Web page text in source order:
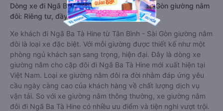
Dòng xe đi Ngã Ba Tà Hine từ Tân Bình - Sài Gòn giường nằm
đôi: Riêng tư, đầy đủ tiện nghi
Xe khách đi Ngã Ba Tà Hine từ Tân Bình - Sài Gòn giường nằm
đôi là loại xe đặc biệt. Với mỗi giường được thiết kế như một
phòng ngủ khách sạn sang trọng, hiện đại. Đây là dòng xe
giường nằm cho cặp đôi đi Ngã Ba Tà Hine mới xuất hiện tại
Việt Nam. Loại xe giường nằm đôi ra đời nhằm đáp ứng yêu
cầu ngày càng cao của khách hàng về chất lượng dịch vụ
vận tải. So với xe giường nằm thông thường, xe giường nằm
đôi đi Ngã Ba Tà Hine có nhiều ưu điểm và tiện nghi vượt trội.